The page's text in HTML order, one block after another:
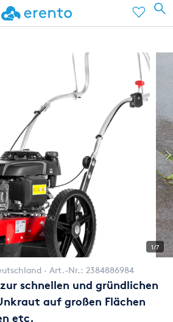
1/7
Art.-Nr.: 2384886984
schnellen und gründlichen
auf großen Flächen
etc.